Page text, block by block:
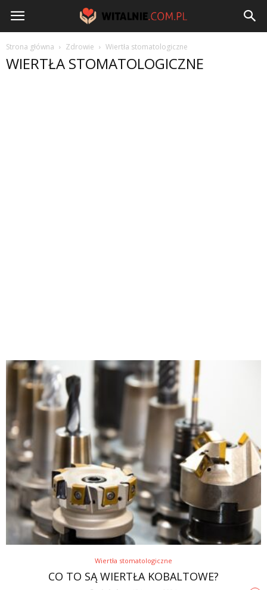
Witalnie.com.pl
Strona główna Zdrowie Wiertła stomatologiczne
WIERTŁA STOMATOLOGICZNE
Wiertła stomatologiczne
CO TO SĄ WIERTŁA KOBALTOWE?